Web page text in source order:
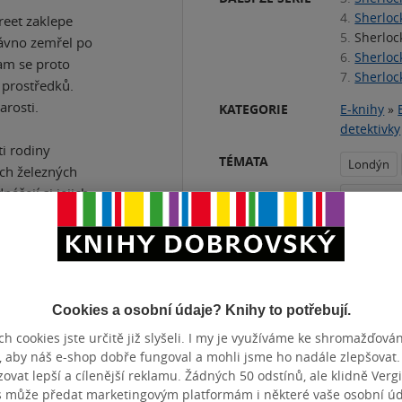
zaklepe
zemřel po
se proto
rodiny
železných
si jejich
než někdo
4.
5.
6.
7.
KATEGORIE
E-knihy »
detektivky
TÉMATA
Londýn
STRAN 200 DATUM
Cookies a osobní údaje? Knihy to potřebují.
cookies jste určitě již slyšeli. I my je využíváme ke
aby náš e-shop dobře fungoval a mohli jsme ho nadále zlepšovat.
lepší a cílenější reklamu. Žádných 50 odstínů, ale klidně
může předat marketingovým platformám i některé vaše osobní